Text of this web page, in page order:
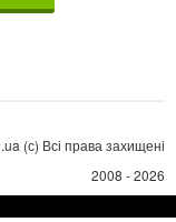
(с) Всі права захищені
2008 - 2026